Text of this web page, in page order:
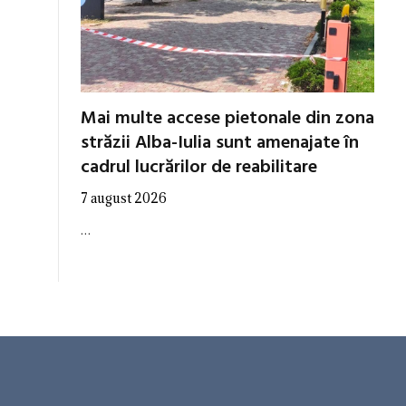
Mai multe accese pietonale din zona
străzii Alba-Iulia sunt amenajate în
cadrul lucrărilor de reabilitare
7 august 2026
…